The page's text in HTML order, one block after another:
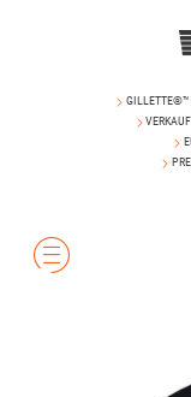
GILLETTE®™